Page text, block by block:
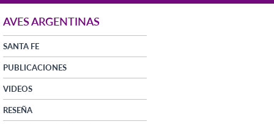
AVES ARGENTINAS
SANTA FE
PUBLICACIONES
VIDEOS
RESEÑA